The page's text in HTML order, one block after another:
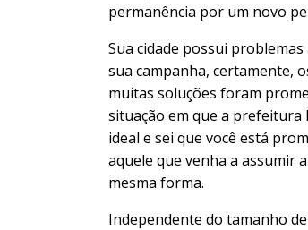
permanência por um novo
Sua cidade possui
sua campanha, certamente,
muitas soluções foram
situação em que a
ideal e sei que você está
aquele que venha a assumir
mesma forma.
Independente do tamanho